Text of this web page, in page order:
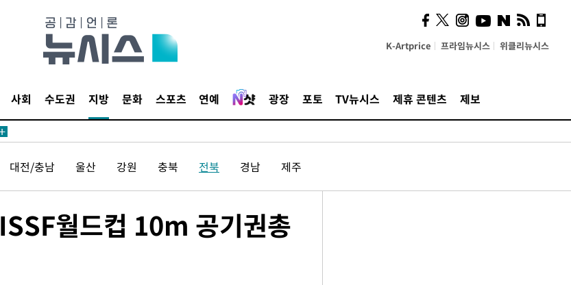
K-Artprice 프라임뉴시스 위클리뉴시스
사회 수도권 지방 문화 스포츠 연예 광장 포토 TV뉴시스 제휴 콘텐츠 제보
대전/충남 울산 강원 충북 전북 경남 제주
월드컵 10m 공기권총